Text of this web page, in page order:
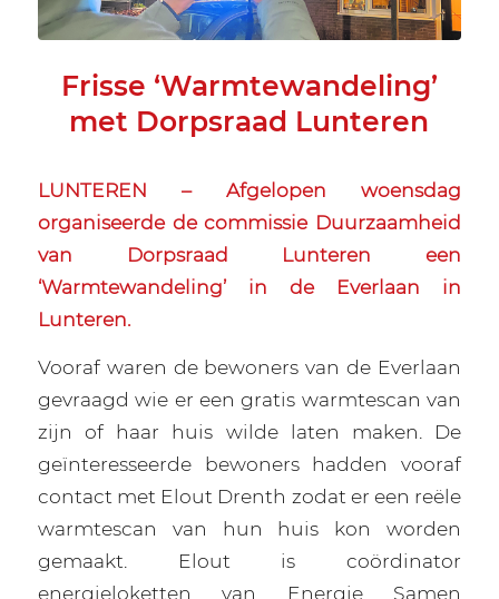
Frisse ‘Warmtewandeling’
met Dorpsraad Lunteren
LUNTEREN – Afgelopen woensdag
organiseerde de commissie Duurzaamheid
van Dorpsraad Lunteren een
‘Warmtewandeling’ in de Everlaan in
Lunteren.
Vooraf waren de bewoners van de Everlaan
gevraagd wie er een gratis warmtescan van
zijn of haar huis wilde laten maken. De
geïnteresseerde bewoners hadden vooraf
contact met Elout Drenth zodat er een reële
warmtescan van hun huis kon worden
gemaakt. Elout is coördinator
energieloketten van Energie Samen